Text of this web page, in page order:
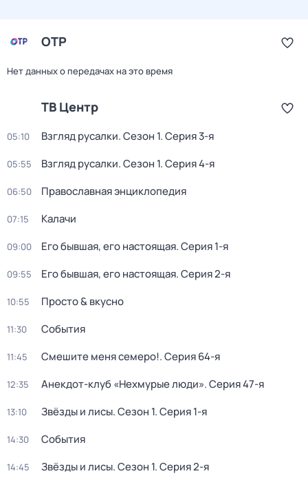
ОТР
Нет данных о передачах на это время
ТВ Центр
05:10 Взгляд русалки. Сезон 1. Серия 3-я
05:55 Взгляд русалки. Сезон 1. Серия 4-я
06:50 Православная энциклопедия
07:15 Калачи
09:00 Его бывшая, его настоящая. Серия 1-я
09:55 Его бывшая, его настоящая. Серия 2-я
10:55 Просто & вкусно
11:30 События
11:45 Смешите меня семеро!. Серия 64-я
12:35 Анекдот-клуб «Нехмурые люди». Серия 47-я
13:10 Звёзды и лисы. Сезон 1. Серия 1-я
14:30 События
14:45 Звёзды и лисы. Сезон 1. Серия 2-я